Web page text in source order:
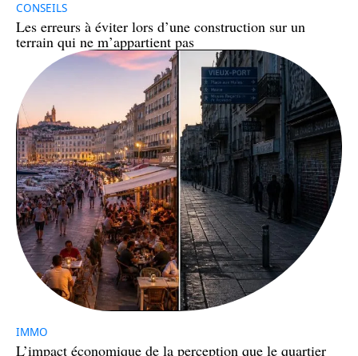
CONSEILS
Les erreurs à éviter lors d’une construction sur un
terrain qui ne m’appartient pas
IMMO
L’impact économique de la perception que le quartier